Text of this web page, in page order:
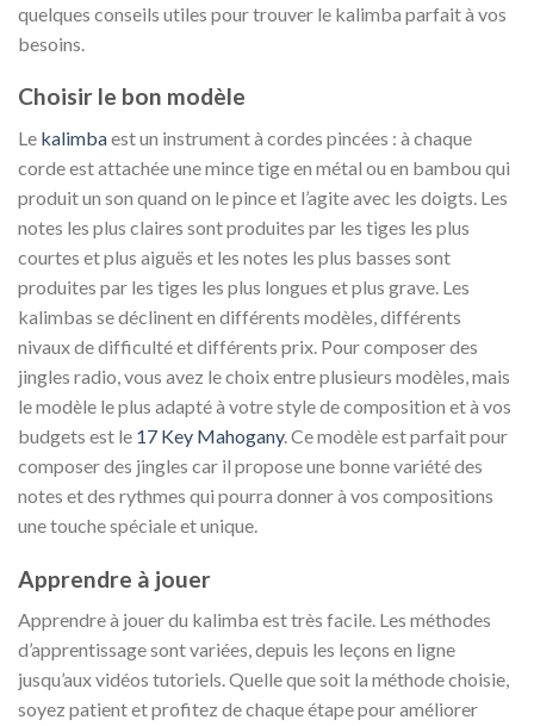
quelques conseils utiles pour trouver le kalimba parfait à vos
besoins.
Choisir le bon modèle
Le kalimbaest un instrument à cordes pincées : à chaque
corde est attachée une mince tige en métal ou en bambou qui
produit un son quand on le pince et l’agite avec les doigts. Les
notes les plus claires sont produites par les tiges les plus
courtes et plus aiguës et les notes les plus basses sont
produites par les tiges les plus longues et plus grave. Les
kalimbas se déclinent en différents modèles, différents
nivaux de difficulté et différents prix. Pour composer des
jingles radio, vous avez le choix entre plusieurs modèles, mais
le modèle le plus adapté à votre style de composition et à vos
budgets est le 17 Key Mahogany. Ce modèle est parfait pour
composer des jingles car il propose une bonne variété des
notes et des rythmes qui pourra donner à vos compositions
une touche spéciale et unique.
Apprendre à jouer
Apprendre à jouer du kalimba est très facile. Les méthodes
d’apprentissage sont variées, depuis les leçons en ligne
jusqu’aux vidéos tutoriels. Quelle que soit la méthode choisie,
soyez patient et profitez de chaque étape pour améliorer